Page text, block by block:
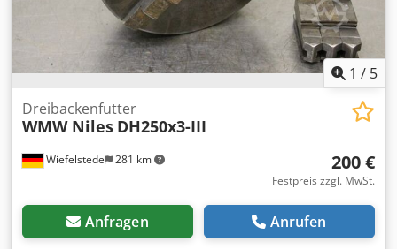
1 / 5
Wiefelstede 281 km
Dreibackenfutter
WMW Niles DH250x3-III
200 €
Festpreis zzgl. MwSt.
Anfragen Anrufen